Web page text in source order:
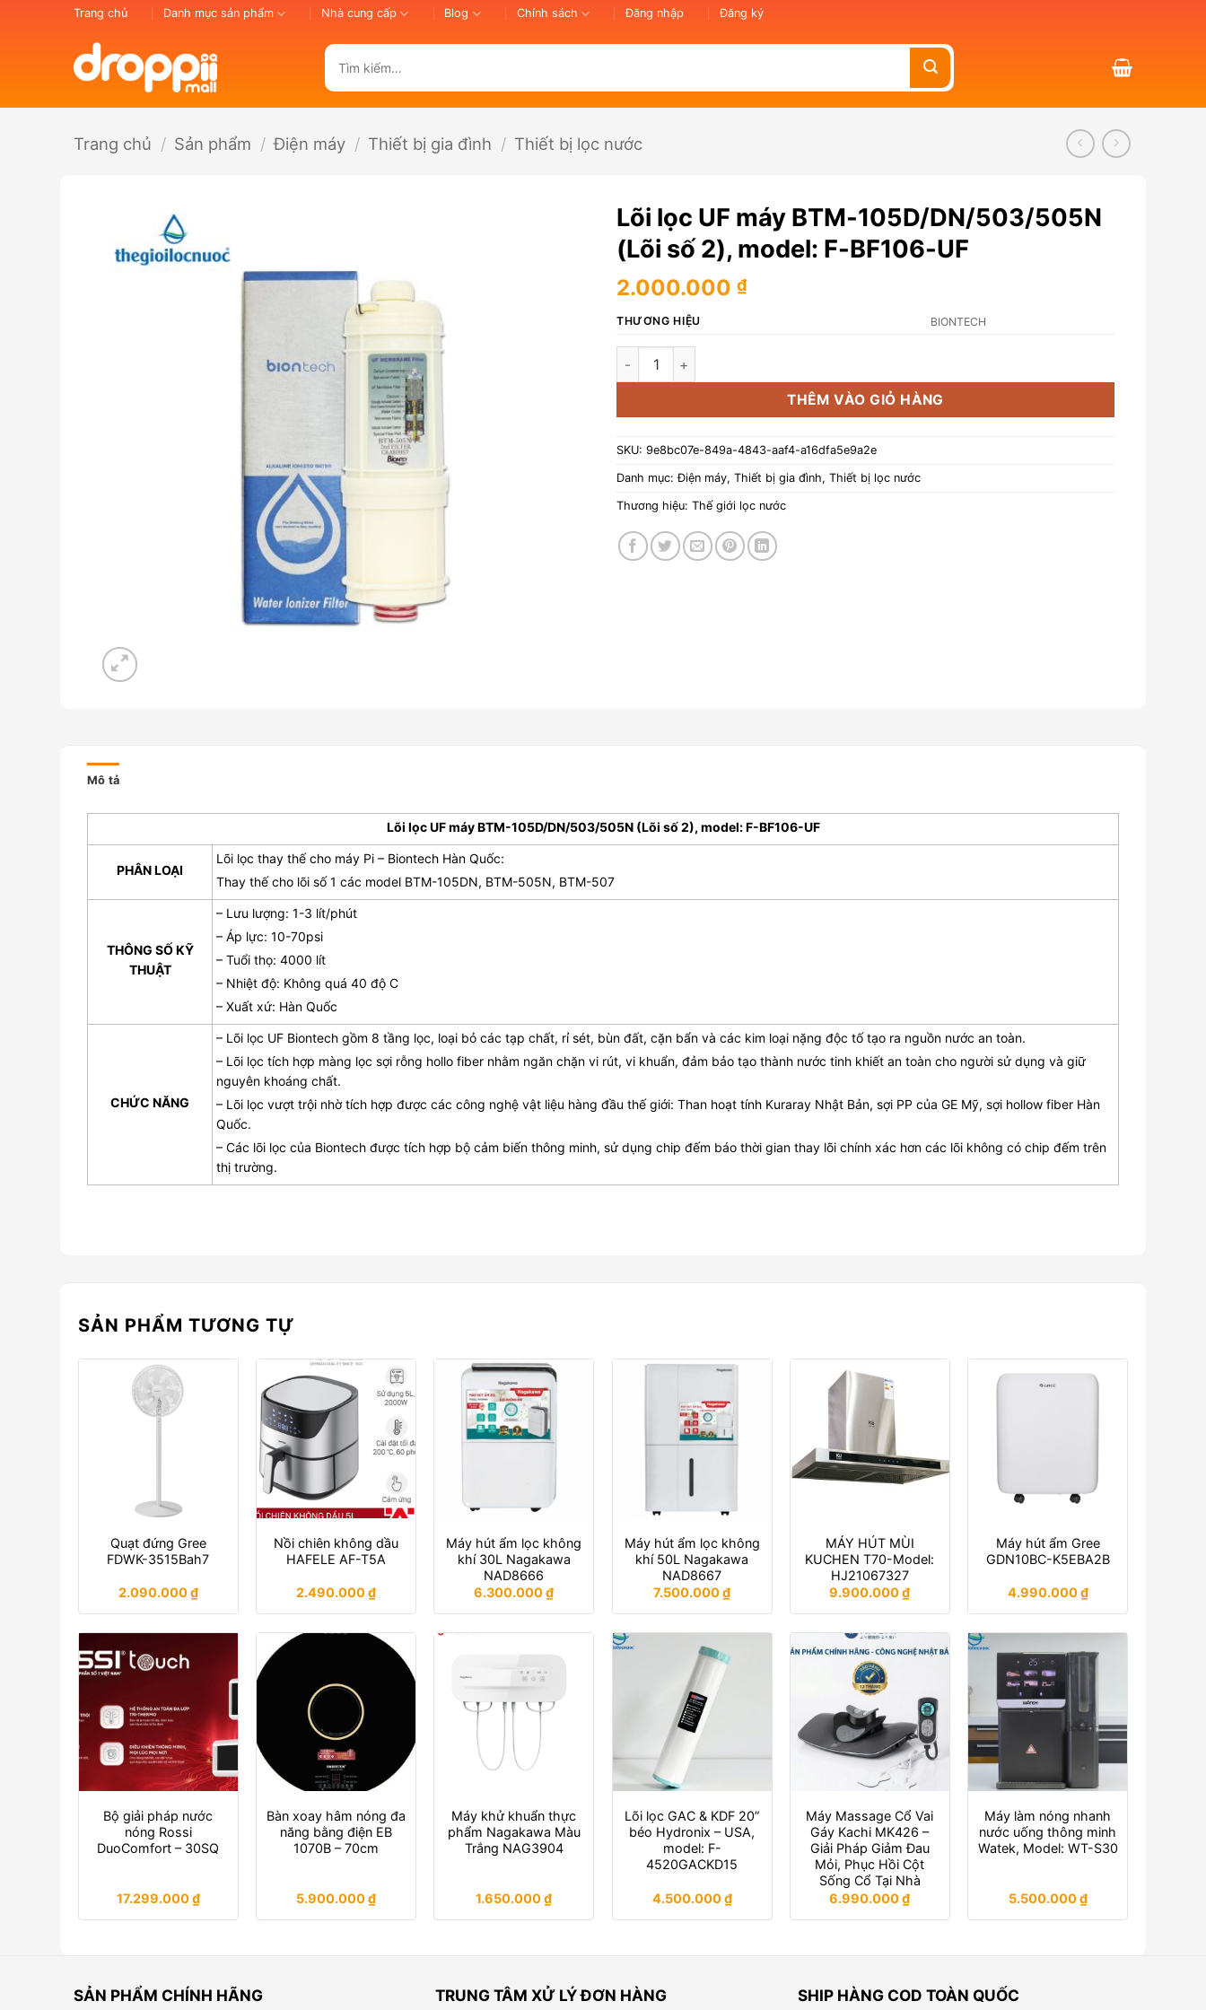
Trang chủ Danh mục sản phẩm Nhà cung cấp Blog Chính sách Đăng nhập Đăng ký
kiếm:
Trang chủ / Sản phẩm / Điện máy / Thiết bị gia đình / Thiết bị lọc nước
Lõi lọc UF máy BTM-105D/DN/503/505N
(Lõi số 2), model: F-BF106-UF
2.000.000 ₫
THƯƠNG HIỆU BIONTECH
Lõi lọc UF máy BTM-105D/DN/503/505N (Lõi số 2), model: F-BF106-UF số lượng
THÊM VÀO GIỎ HÀNG
SKU: 9e8bc07e-849a-4843-aaf4-a16dfa5e9a2e
Danh mục:Điện máy, Thiết bị gia đình, Thiết bị lọc nước
Thương hiệu: Thế giới lọc nước
Mô tả
Lõi lọc UF máy BTM-105D/DN/503/505N (Lõi số 2), model: F-BF106-UF
PHÂN LOẠI
Lõi lọc thay thế cho máy Pi – Biontech Hàn Quốc:
Thay thế cho lõi số 1 các model BTM-105DN, BTM-505N, BTM-507
THÔNG SỐ KỸ
THUẬT
– Lưu lượng: 1-3 lít/phút
– Áp lực: 10-70psi
– Tuổi thọ: 4000 lít
– Nhiệt độ: Không quá 40 độ C
– Xuất xứ: Hàn Quốc
CHỨC NĂNG
– Lõi lọc UF Biontech gồm 8 tầng lọc, loại bỏ các tạp chất, rỉ sét, bùn đất, cặn bẩn và các kim loại nặng độc tố tạo ra nguồn nước an toàn.
– Lõi lọc tích hợp màng lọc sợi rỗng hollo fiber nhằm ngăn chặn vi rút, vi khuẩn, đảm bảo tạo thành nước tinh khiết an toàn cho người sử dụng và giữ
nguyên khoáng chất.
– Lõi lọc vượt trội nhờ tích hợp được các công nghệ vật liệu hàng đầu thế giới: Than hoạt tính Kuraray Nhật Bản, sợi PP của GE Mỹ, sợi hollow fiber Hàn
Quốc.
– Các lõi lọc của Biontech được tích hợp bộ cảm biến thông minh, sử dụng chip đếm báo thời gian thay lõi chính xác hơn các lõi không có chip đếm trên
thị trường.
SẢN PHẨM TƯƠNG TỰ
Quạt đứng Gree
FDWK-3515Bah7
2.090.000₫
Nồi chiên không dầu
HAFELE AF-T5A
2.490.000₫
Máy hút ẩm lọc không
khí 30L Nagakawa
NAD8666
6.300.000₫
Máy hút ẩm lọc không
khí 50L Nagakawa
NAD8667
7.500.000₫
MÁY HÚT MÙI
KUCHEN T70-Model:
HJ21067327
9.900.000₫
Máy hút ẩm Gree
GDN10BC-K5EBA2B
4.990.000₫
Bộ giải pháp nước
nóng Rossi
DuoComfort – 30SQ
17.299.000₫
Bàn xoay hâm nóng đa
năng bằng điện EB
1070B – 70cm
5.900.000₫
Máy khử khuẩn thực
phẩm Nagakawa Màu
Trắng NAG3904
1.650.000₫
Lõi lọc GAC & KDF 20”
béo Hydronix – USA,
model: F-
4520GACKD15
4.500.000₫
Máy Massage Cổ Vai
Gáy Kachi MK426 –
Giải Pháp Giảm Đau
Mỏi, Phục Hồi Cột
Sống Cổ Tại Nhà
6.990.000₫
Máy làm nóng nhanh
nước uống thông minh
Watek, Model: WT-S30
5.500.000₫
SẢN PHẨM CHÍNH HÃNG TRUNG TÂM XỬ LÝ ĐƠN HÀNG SHIP HÀNG COD TOÀN QUỐC